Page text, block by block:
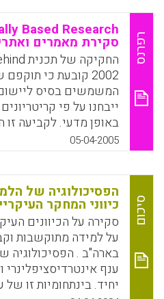
היסודיים.
מוסבר הרקע לדיון
של מחקר עם ביסוס
ביסוס מדעי בחינוך;
העוסקים במחקרחינוכי.
הדיון שהתקיים בעניין
מופ"ת (לאה קוזמינסקי)
רפרנס סקירת מאמרים
2002 קובעת כי
המשמשים בסיס ליישום
ייבחנו על פי
באופן מדעי. לקביעה זו
והערכה של תוכניות
הרואים בכך הזדמנות
סקירה באינטרנט של
בנושא.
05-04-2005
סיכום
הפסיכולוגיה של
כיווני המחקר
סקירה על הכיוונים
על למידה מתוקשבות
בארה"ב .
ענף
יחיד. בינתחומיות זו